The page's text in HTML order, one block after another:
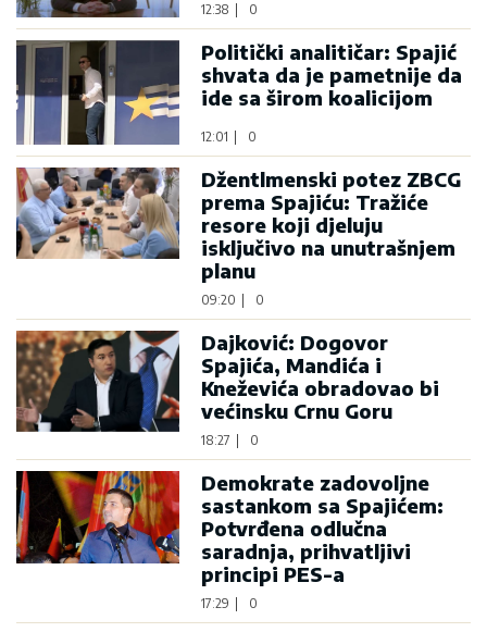
12:38 0
Politički analitičar: Spajić
shvata da je pametnije da
ide sa širom koalicijom
12:01 0
Džentlmenski potez ZBCG
prema Spajiću: Tražiće
resore koji djeluju
isključivo na unutrašnjem
planu
09:20 0
Dajković: Dogovor
Spajića, Mandića i
Kneževića obradovao bi
većinsku Crnu Goru
18:27 0
Demokrate zadovoljne
sastankom sa Spajićem:
Potvrđena odlučna
saradnja, prihvatljivi
principi PES-a
17:29 0